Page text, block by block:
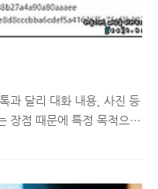
과 달리 대화 내용, 사진 등
장점 때문에 특정 목적으로